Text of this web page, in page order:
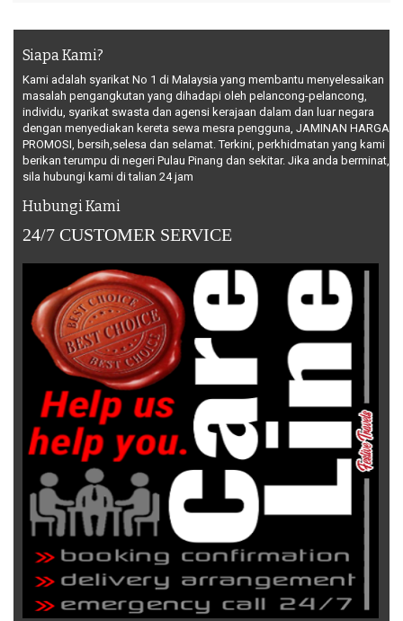
Siapa Kami?
Kami adalah syarikat No 1 di Malaysia yang membantu menyelesaikan
masalah pengangkutan yang dihadapi oleh pelancong-pelancong,
individu, syarikat swasta dan agensi kerajaan dalam dan luar negara
dengan menyediakan kereta sewa mesra pengguna, JAMINAN HARGA
PROMOSI, bersih,selesa dan selamat. Terkini, perkhidmatan yang kami
berikan terumpu di negeri Pulau Pinang dan sekitar. Jika anda berminat,
sila hubungi kami di talian 24 jam
Hubungi Kami
24/7 CUSTOMER SERVICE